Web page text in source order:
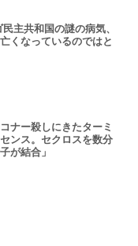
民主共和国の謎の病気、
くなっているのではと
ナー殺しにきたターミ
ンス。セクロスを数分
が結合」